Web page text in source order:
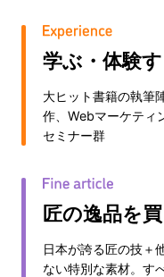
学ぶ・体験
大ヒット書籍の執筆
作、Webマーケティ
セミナー群
匠の逸品を買
日本が誇る匠の技＋
ない特別な素材。す